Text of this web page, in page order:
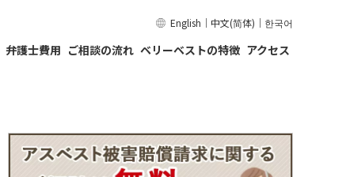
English ｜ 中文(简体) ｜ 한국어
弁護士費用 ご相談の流れ ベリーベストの特徴 アクセス